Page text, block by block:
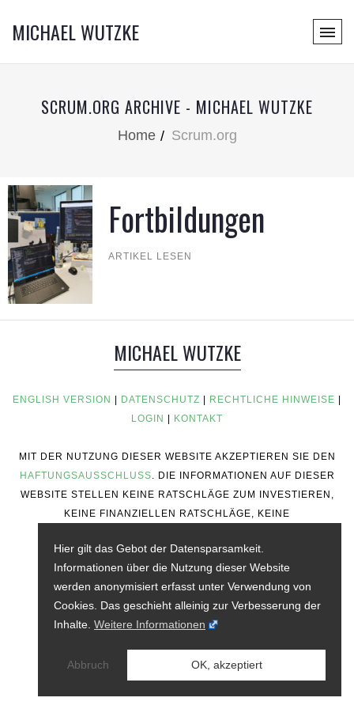
MICHAEL WUTZKE
SCRUM.ORG ARCHIVE - MICHAEL WUTZKE
Home Scrum.org
Fortbildungen
ARTIKEL LESEN
MICHAEL WUTZKE
ENGLISH VERSION DATENSCHUTZ RECHTLICHE HINWEISE
LOGIN
KONTAKT
MIT DER NUTZUNG DIESER WEBSITE AKZEPTIEREN SIE DEN
HAFTUNGSAUSSCHLUSS. DIE INFORMATIONEN AUF DIESER
WEBSITE STELLEN KEINE RATSCHLÄGE ZUM INVESTIEREN,
KEINE FINANZIELLEN RATSCHLÄGE, KEINE
RATSCHLÄGEN DAR.
Hier gilt das Gebot der Datensparsamkeit.
Informationen über die Nutzung dieser Website
werden anonymisiert erfasst unter Verwendung von
Cookies. Das geschieht alleinig zur Verbesserung der
Inhalte. Weitere Informationen
Abbruch OK, akzeptiert